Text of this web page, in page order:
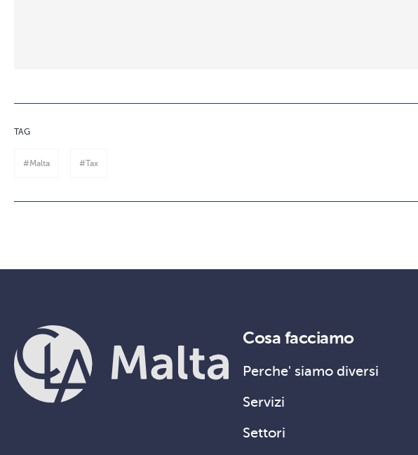
TAG
#Malta #Tax
Cosa facciamo
Perche' siamo diversi
Servizi
Settori